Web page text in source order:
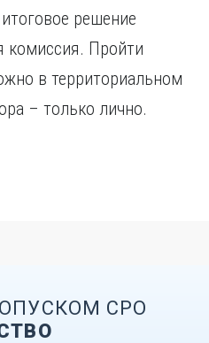
решение
комиссия. Пройти
в территориальном
– только лично.
СРО